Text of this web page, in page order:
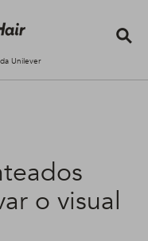
Unilever
o visual